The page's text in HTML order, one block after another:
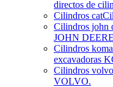
directos de
Cilindros cat
Cilindros john
JOHN
Cilindros
excavadoras
Cilindros volvo
VOLVO.